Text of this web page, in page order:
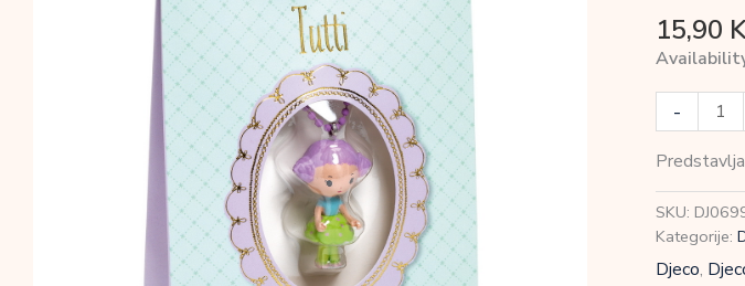
15,90
-
Dječija
ogrlica
s
privjeskom
-
Tutti
količina
SKU:
Kategorije:
Djeco,